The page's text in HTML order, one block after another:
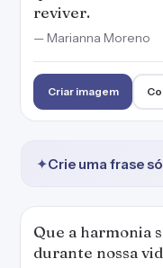
reviver.
— Marianna Moreno
Criar imagem
✦Crie uma frase
Que a harmonia
durante nossa